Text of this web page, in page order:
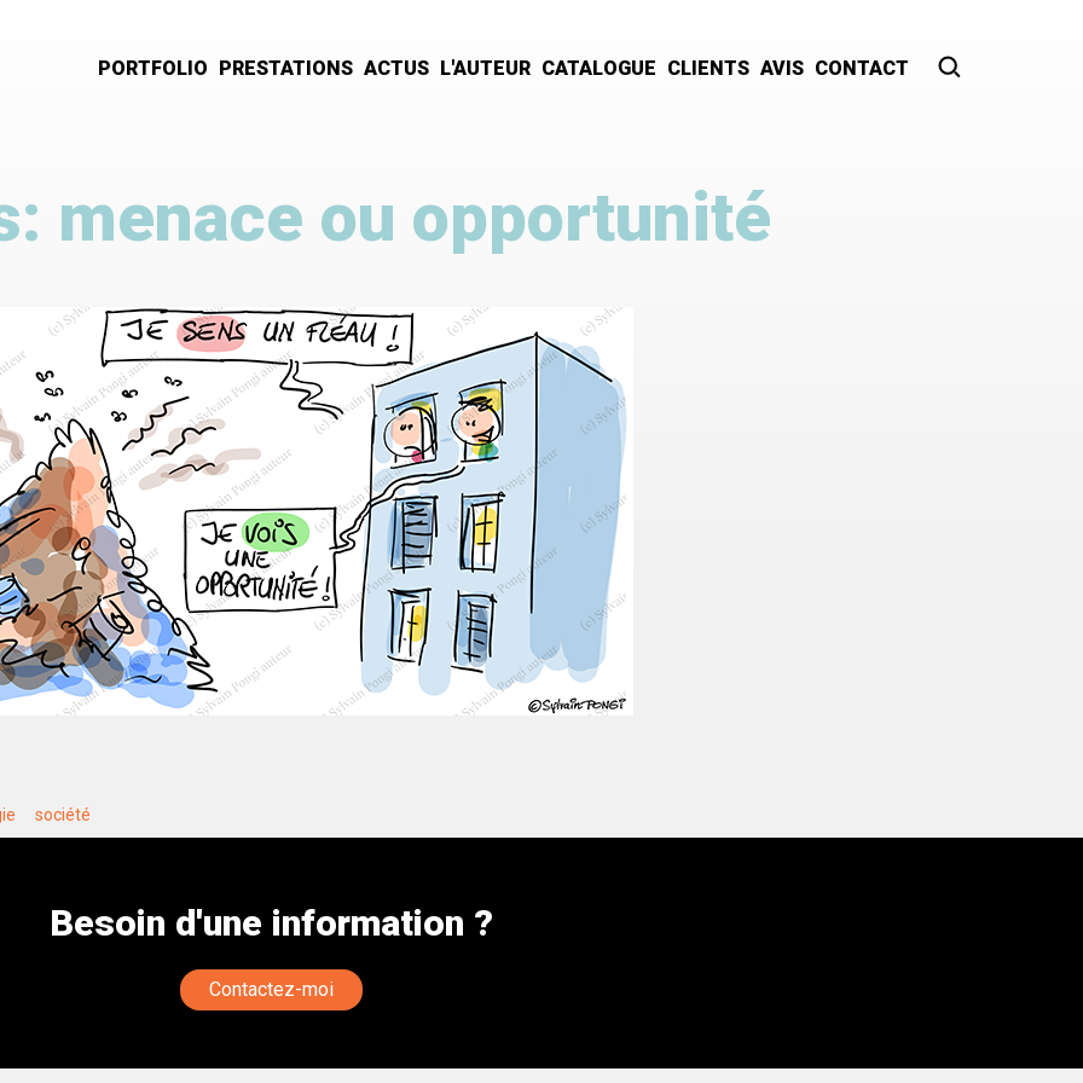
principale
PORTFOLIO PRESTATIONS ACTUS L'AUTEUR CATALOGUE CLIENTS AVIS CONTACT
menace ou opportunité
société
Besoin d'une information ?
Contactez-moi